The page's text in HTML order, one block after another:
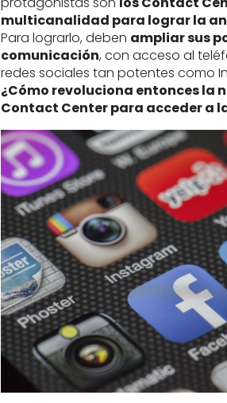
multicanalidad para lograr la
Para lograrlo, deben ampliar sus
comunicación, con acceso al
redes sociales tan potentes como
¿Cómo revoluciona entonces la
Contact Center para acceder a